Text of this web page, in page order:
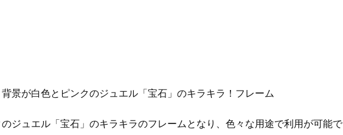
景が白色とピンクのジュエル「宝石」のキラキラ！フレーム
ジュエル「宝石」のキラキラのフレームとなり、色々な用途で利用が可能で